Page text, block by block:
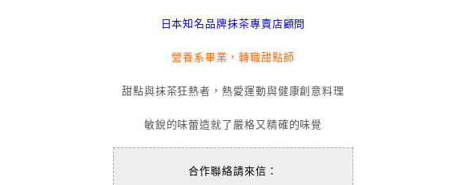
日本知名品牌抹茶專賣店顧問
營養系畢業，轉職甜點師
甜點與抹茶狂熱者，熱愛運動與健康創意料理
敏銳的味蕾造就了嚴格又精確的味覺
合作聯絡請來信：